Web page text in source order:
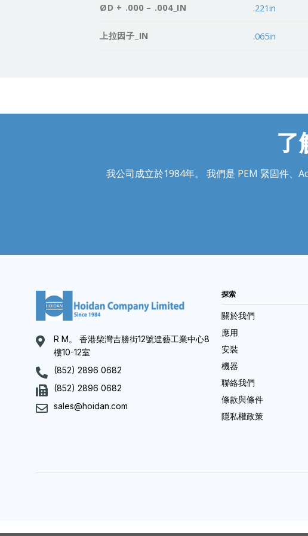
ØD + .000 – .004_IN .221in
上拉因子_IN .065in
了
我公司成立於1984年。 我們是 PEM 緊固件、
R M。 香港柴灣吉勝街12號達藝工業中心8
樓10-12室
(852) 2896 0682
(852) 2896 0682
sales@hoidan.com
探索
關於我們
應用
安裝
機器
聯絡我們
條款與條件
隱私權政策